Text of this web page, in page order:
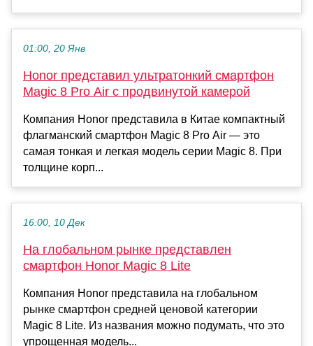
01:00, 20 Янв
Honor представил ультратонкий смартфон
Magic 8 Pro Air с продвинутой камерой
Компания Honor представила в Китае компактный
флагманский смартфон Magic 8 Pro Air — это
самая тонкая и легкая модель серии Magic 8. При
толщине корп...
16:00, 10 Дек
На глобальном рынке представлен
смартфон Honor Magic 8 Lite
Компания Honor представила на глобальном
рынке смартфон средней ценовой категории
Magic 8 Lite. Из названия можно подумать, что это
упрощенная модель...